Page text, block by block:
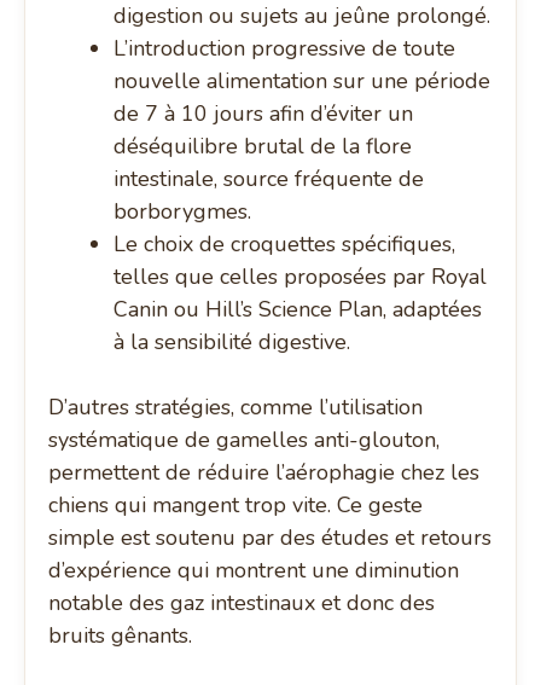
digestion ou sujets au jeûne prolongé.
L’introduction progressive de toute
nouvelle alimentation sur une période
de 7 à 10 jours afin d’éviter un
déséquilibre brutal de la flore
intestinale, source fréquente de
borborygmes.
Le choix de croquettes spécifiques,
telles que celles proposées par Royal
Canin ou Hill’s Science Plan, adaptées
à la sensibilité digestive.
D’autres stratégies, comme l’utilisation
systématique de gamelles anti-glouton,
permettent de réduire l’aérophagie chez les
chiens qui mangent trop vite. Ce geste
simple est soutenu par des études et retours
d’expérience qui montrent une diminution
notable des gaz intestinaux et donc des
bruits gênants.